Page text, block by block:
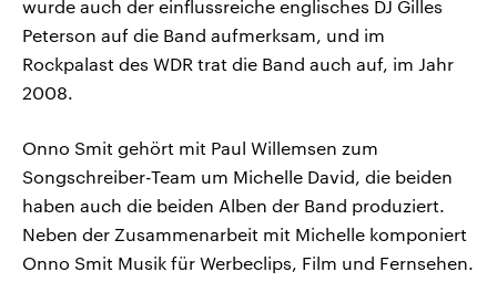
wurde auch der einflussreiche englisches DJ Gilles
Peterson auf die Band aufmerksam, und im
Rockpalast des WDR trat die Band auch auf, im Jahr
2008.
Onno Smit gehört mit Paul Willemsen zum
Songschreiber-Team um Michelle David, die beiden
haben auch die beiden Alben der Band produziert.
Neben der Zusammenarbeit mit Michelle komponiert
Onno Smit Musik für Werbeclips, Film und Fernsehen.